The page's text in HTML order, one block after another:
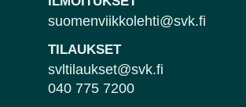
suomenviikkolehti@svk.fi
TILAUKSET
svltilaukset@svk.fi
040 775 7200